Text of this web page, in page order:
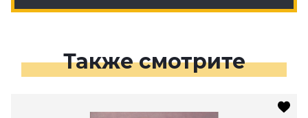
Также смотрите